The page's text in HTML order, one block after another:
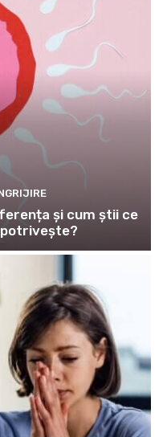
și cum știi ce